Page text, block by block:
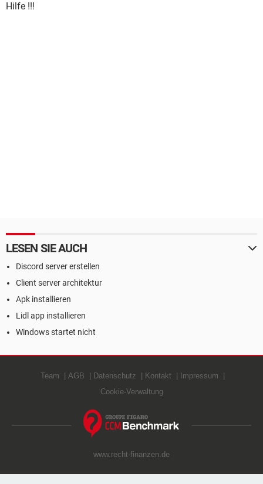
Hilfe !!!
LESEN SIE AUCH
Discord server erstellen
Client server architektur
Apk installieren
Lidl app installieren
Windows startet nicht
Team AGB Datenschutz Kontakt
Impressum
Cookie-Verwaltung
www.recht-finanzen.de